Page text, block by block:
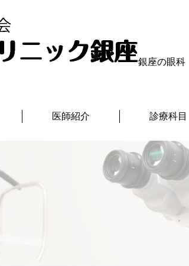
銀座の眼科
医師紹介 診療科目